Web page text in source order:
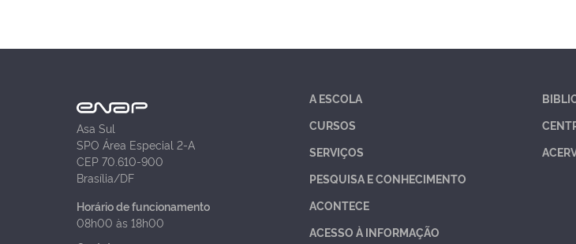
Asa Sul
SPO Área Especial 2-A
CEP 70.610-900
Brasília/DF
Horário de funcionamento
08h00 às 18h00
A ESCOLA
CURSOS
SERVIÇOS
PESQUISA E CONHECIMENTO
ACONTECE
ACESSO À INFORMAÇÃO